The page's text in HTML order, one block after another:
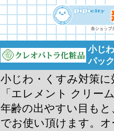
小じ
パッ
小じわ・くすみ対策
「エレメント クリー
年齢の出やすい目も
でお使い頂けます。